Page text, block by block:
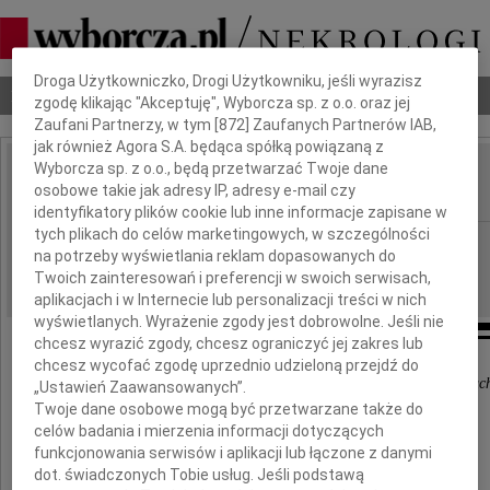
Nekrologi Odeszli Poradnik pogrzebowy
IMIĘ I NAZWISKO: Janusz Brawata
REGION: Częstochowa
DATA EMISJI: 17.02.2012
Jesteś z nami w sercach, myślach i
W pierwszą rocznicę śmierci
Dbamy o Twoją prywatność
Droga Użytkowniczko, Drogi Użytkowniku, jeśli wyrazisz
zgodę klikając "Akceptuję", Wyborcza sp. z o.o. oraz jej
Zaufani Partnerzy, w tym [872 ] Zaufanych Partnerów IAB,
jak również Agora S.A. będąca spółką powiązaną z
Wyborcza sp. z o.o., będą przetwarzać Twoje dane
osobowe takie jak adresy IP, adresy e-mail czy
identyfikatory plików cookie lub inne informacje zapisane w
tych plikach do celów marketingowych, w szczególności
na potrzeby wyświetlania reklam dopasowanych do
Twoich zainteresowań i preferencji w swoich serwisach,
aplikacjach i w Internecie lub personalizacji treści w nich
wyświetlanych. Wyrażenie zgody jest dobrowolne. Jeśli nie
chcesz wyrazić zgody, chcesz ograniczyć jej zakres lub
chcesz wycofać zgodę uprzednio udzieloną przejdź do
„Ustawień Zaawansowanych”.
Twoje dane osobowe mogą być przetwarzane także do
celów badania i mierzenia informacji dotyczących
funkcjonowania serwisów i aplikacji lub łączone z danymi
dot. świadczonych Tobie usług. Jeśli podstawą